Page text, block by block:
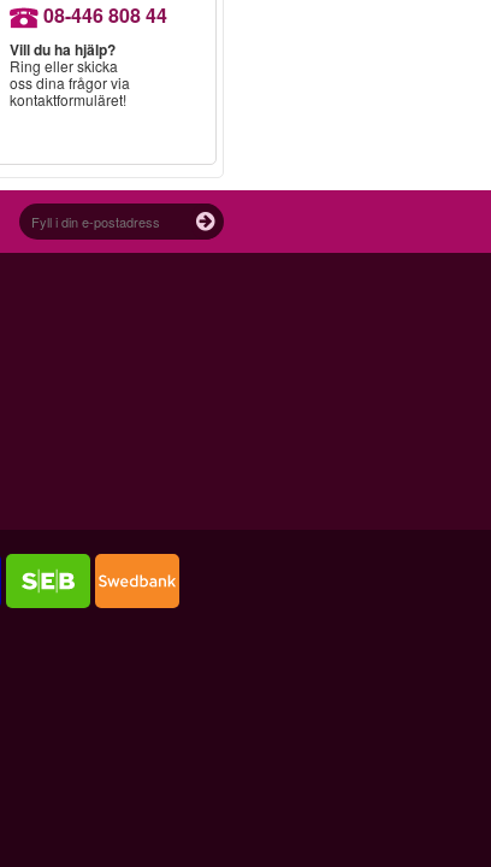
08-446 808 44
Vill du ha hjälp?
Ring eller skicka
oss dina frågor via
kontaktformuläret!